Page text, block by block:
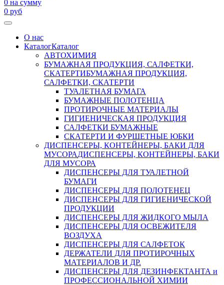
0 на сумму
0 руб
О нас
КаталогКаталог
АВТОХИМИЯ
БУМАЖНАЯ ПРОДУКЦИЯ, САЛФЕТКИ,
СКАТЕРТИБУМАЖНАЯ ПРОДУКЦИЯ,
САЛФЕТКИ, СКАТЕРТИ
ТУАЛЕТНАЯ БУМАГА
БУМАЖНЫЕ ПОЛОТЕНЦА
ПРОТИРОЧНЫЕ МАТЕРИАЛЫ
ГИГИЕНИЧЕСКАЯ ПРОДУКЦИЯ
САЛФЕТКИ БУМАЖНЫЕ
СКАТЕРТИ И ФУРШЕТНЫЕ ЮБКИ
ДИСПЕНСЕРЫ, КОНТЕЙНЕРЫ, БАКИ ДЛЯ
МУСОРАДИСПЕНСЕРЫ, КОНТЕЙНЕРЫ, БАКИ
ДЛЯ МУСОРА
ДИСПЕНСЕРЫ ДЛЯ ТУАЛЕТНОЙ
БУМАГИ
ДИСПЕНСЕРЫ ДЛЯ ПОЛОТЕНЕЦ
ДИСПЕНСЕРЫ ДЛЯ ГИГИЕНИЧЕСКОЙ
ПРОДУКЦИИ
ДИСПЕНСЕРЫ ДЛЯ ЖИДКОГО МЫЛА
ДИСПЕНСЕРЫ ДЛЯ ОСВЕЖИТЕЛЯ
ВОЗДУХА
ДИСПЕНСЕРЫ ДЛЯ САЛФЕТОК
ДЕРЖАТЕЛИ ДЛЯ ПРОТИРОЧНЫХ
МАТЕРИАЛОВ И ДР.
ДИСПЕНСЕРЫ ДЛЯ ДЕЗИНФЕКТАНТА и
ПРОФЕССИОНАЛЬНОЙ ХИМИИ